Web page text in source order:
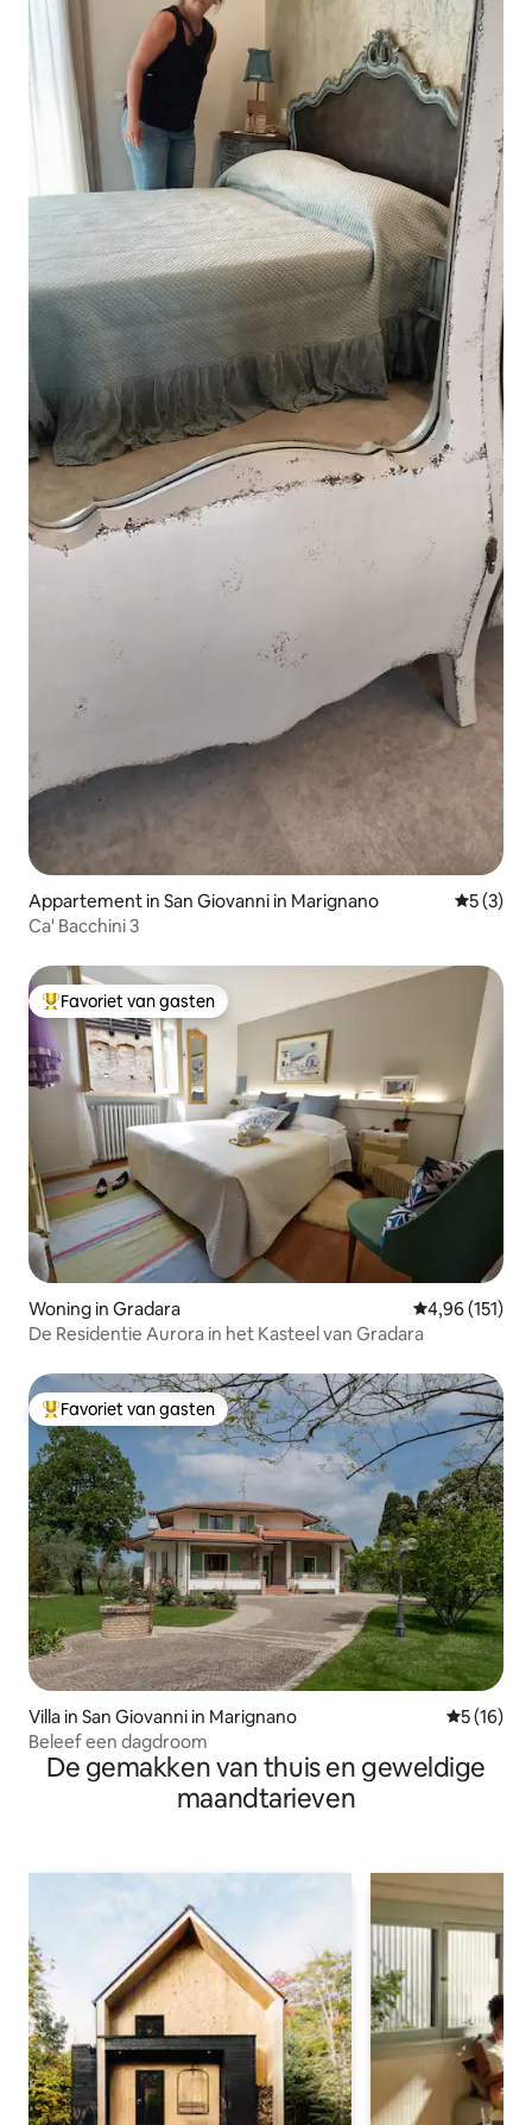
Appartement in San Giovanni in Marignano
5 (3)
Ca' Bacchini 3
Topfavoriet van gasten
Favoriet van gasten
Woning in Gradara Gemiddelde
4,96 (151)
De Residentie Aurora in het Kasteel van Gradara
Topfavoriet van gasten
Favoriet van gasten
Villa in San Giovanni in Marignano
5 (16)
Beleef een dagdroom
De gemakken van thuis en geweldige
maandtarieven